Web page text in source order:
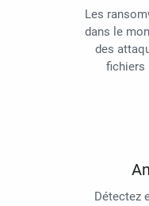
Les
dans le
des
fichiers
Détectez